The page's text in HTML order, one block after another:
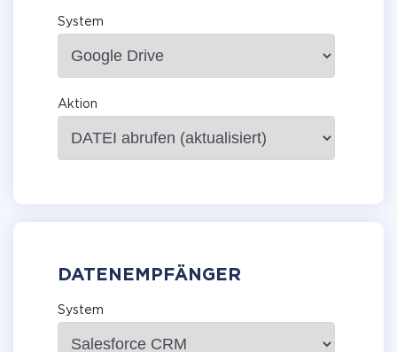
System
Aktion
DATENEMPFÄNGER
System